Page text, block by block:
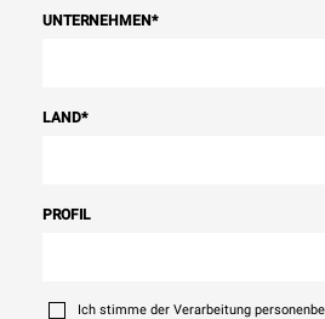
UNTERNEHMEN*
LAND*
PROFIL
Ich stimme der Verarbeitung